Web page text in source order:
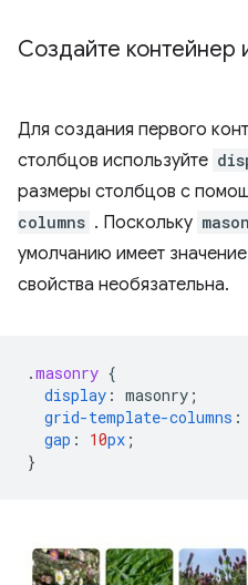
Создайте контейнер
Для создания первого
столбцов используйте
размеры столбцов с
columns . Поскольку
умолчанию имеет значение
свойства необязательна.
.masonry {
display : masonry ;
grid-template-columns :
gap : 10px ;
}